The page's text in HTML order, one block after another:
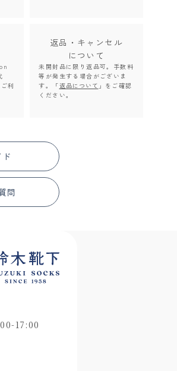
利
返品・キャンセル
について
未開封品に限り返品可。手数料
等が発生する場合がございま
す。「返品について 」をご確認
ください。
問
17:00